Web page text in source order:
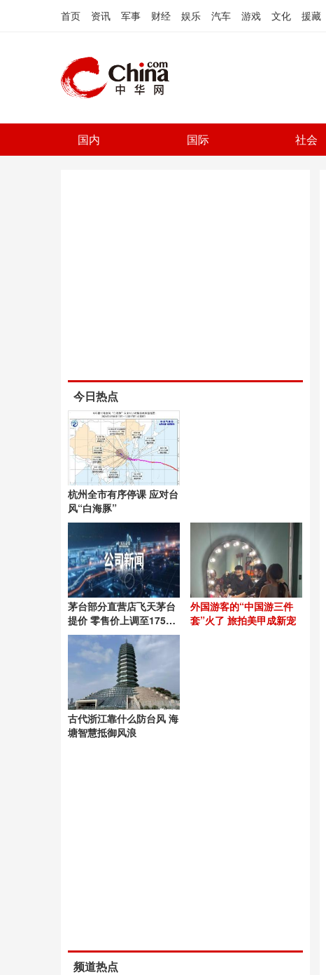
首页 资讯 军事 财经 娱乐 汽车 游戏 文化 援藏
国内 国际 社会
今日热点
杭州全市有序停课 应对台
风“白海豚”
茅台部分直营店飞天茅台
提价 零售价上调至1753
元
外国游客的“中国游三件
套”火了 旅拍美甲成新宠
古代浙江靠什么防台风 海
塘智慧抵御风浪
频道热点